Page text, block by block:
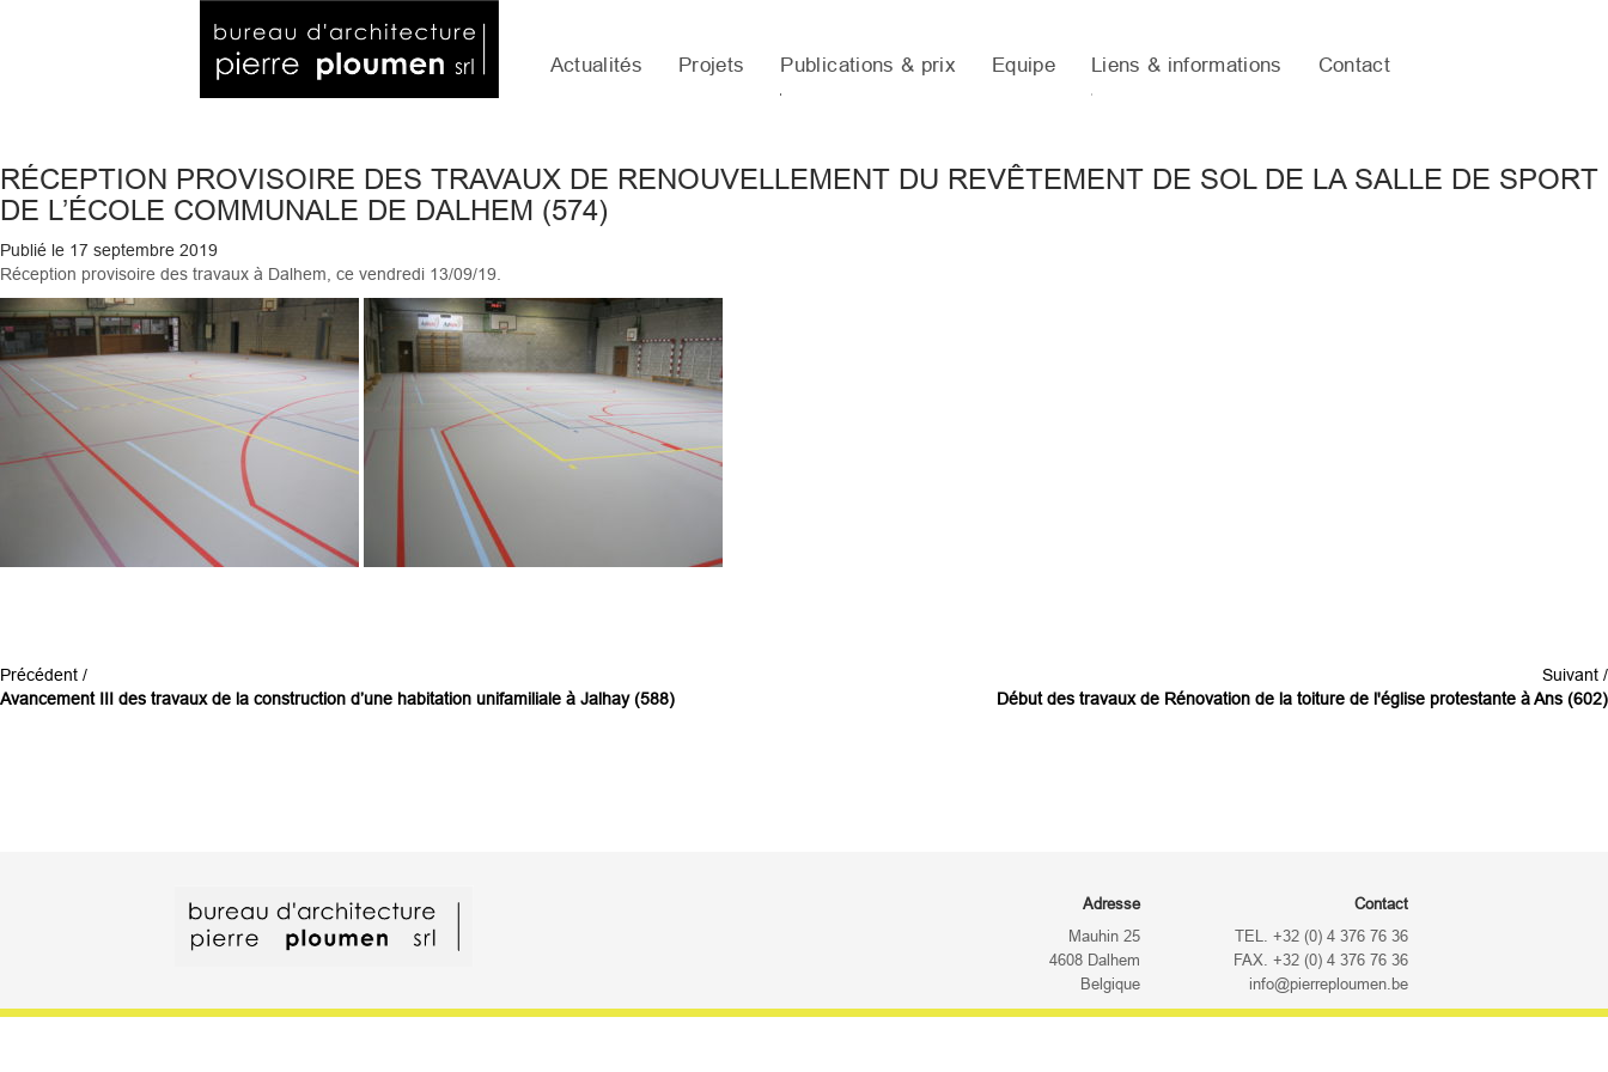
Actualités Projets Publications & prix Equipe Liens & informations Contact
RÉCEPTION PROVISOIRE DES TRAVAUX DE RENOUVELLEMENT DU REVÊTEMENT DE SOL DE LA SALLE DE SPORT
DE L’ÉCOLE COMMUNALE DE DALHEM (574)
Publié le 17 septembre 2019
Réception provisoire des travaux à Dalhem, ce vendredi 13/09/19.
Précédent /
Avancement III des travaux de la construction d’une habitation unifamiliale à Jalhay (588)
Suivant /
Début des travaux de Rénovation de la toiture de l'église protestante à Ans (602)
Contact
TEL. +32 (0) 4 376 76 36
FAX. +32 (0) 4 376 76 36
info@pierreploumen.be
Adresse
Mauhin 25
4608 Dalhem
Belgique